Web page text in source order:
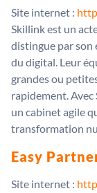
Site internet :
Skillink est un
distingue par son
du digital. Leur
grandes ou
rapidement. Avec
un cabinet agile
transformation
Easy
Site internet :